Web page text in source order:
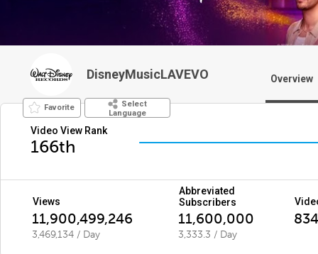
DisneyMusicLAVEVO Overview
Favorite
Select
Language
Video View Rank
166th
Views
Abbreviated
Subscribers
11,900,499,246 11,600,000 834
3,469,134 / Day 3,333.3 / Day